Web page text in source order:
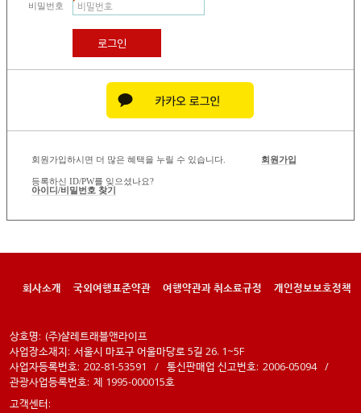
비밀번호
로그인
회원가입하시면 더 많은 혜택을 누릴 수 있습니다. 회원가입
등록하신 ID/PW를 잊으셨나요?
아이디/비밀번호 찾기
회사소개 국외여행표준약관 여행약관과 취소료규정 개인정보보호정책
상호명: (주)샬레트래블앤라이프
사업장소재지: 서울시 마포구 어울마당로 5길 26. 1~5F
사업자등록번호: 202-81-53591 / 통신판매업 신고번호: 2006-05094 /
관광사업등록번호: 제 1995-000015호
고객센터: